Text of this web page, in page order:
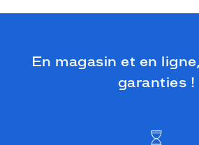
En magasin et en
garanties !